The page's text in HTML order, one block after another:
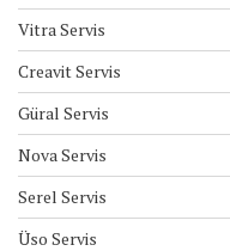
Vitra Servis
Creavit Servis
Güral Servis
Nova Servis
Serel Servis
Üso Servis